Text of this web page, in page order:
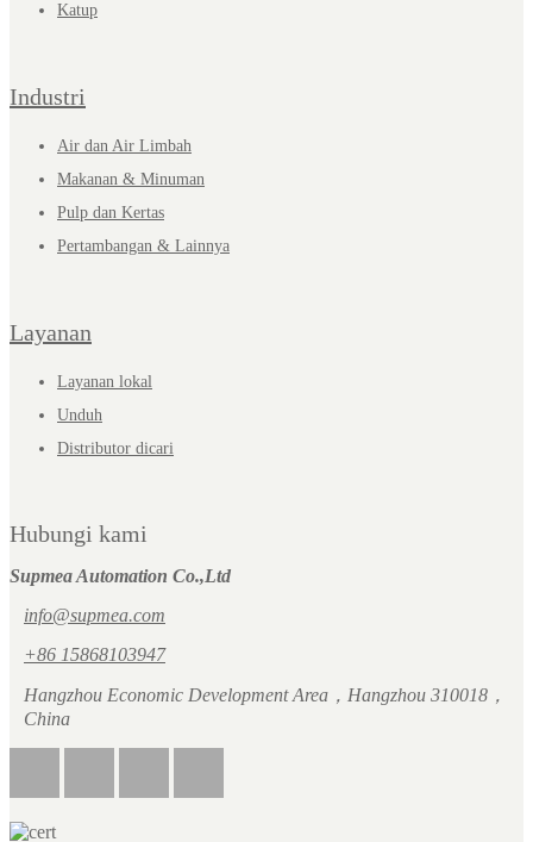
Katup
Industri
Air dan Air Limbah
Makanan & Minuman
Pulp dan Kertas
Pertambangan & Lainnya
Layanan
Layanan lokal
Unduh
Distributor dicari
Hubungi kami
Supmea Automation Co.,Ltd
info@supmea.com
+86 15868103947
Hangzhou Economic Development Area，Hangzhou 310018，
China